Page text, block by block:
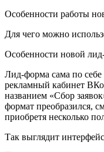
Особенности работы
Для чего можно
Особенности новой
Лид-форма сама по
рекламный кабинет
названием «Сбор
формат преобразился,
приобретя несколько
Так выглядит